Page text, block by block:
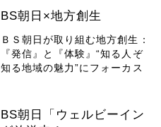
BS朝日×地方創生
ＢＳ朝日が取り組む地方創生：
『発信』と『体験』“知る人ぞ
知る地域の魅力”にフォーカス
BS朝日「ウェルビーイン